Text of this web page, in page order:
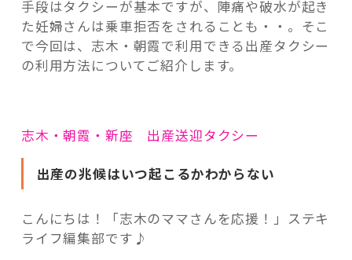
「ひと」
協賛・協力店
これからの暮らし 住み替え相談
手段はタクシーが基本ですが、陣痛や破水が起き
た妊婦さんは乗車拒否をされることも・・。そこ
で今回は、志木・朝霞で利用できる出産タクシー
の利用方法についてご紹介します。
志木・朝霞・新座 出産送迎タクシー
出産の兆候はいつ起こるかわからない
こんにちは！「志木のママさんを応援！」ステキ
ライフ編集部です♪